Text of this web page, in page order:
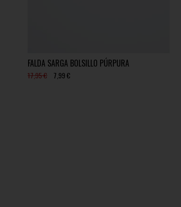
FALDA SARGA BOLSILLO PÚRPURA
17,95 € 7,99 €